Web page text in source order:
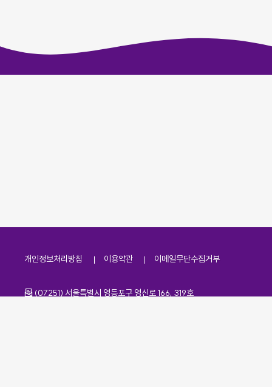
개인정보처리방침 이용약관 이메일무단수집거부
주소
(07251) 서울특별시 영등포구 영신로 166, 319호